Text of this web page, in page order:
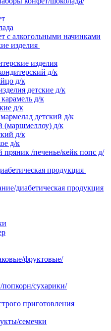
с алкогольными начинками
изделия
изделия
д/к
д/к
детские д/к
д/к
д/к
детский д/к
(маршмеллоу) д/к
д/к
д/к
пряник /печенье/кейк попс д/
продукция
диабетическая продукция
фруктовые/
сухарики/
приготовления
семечки